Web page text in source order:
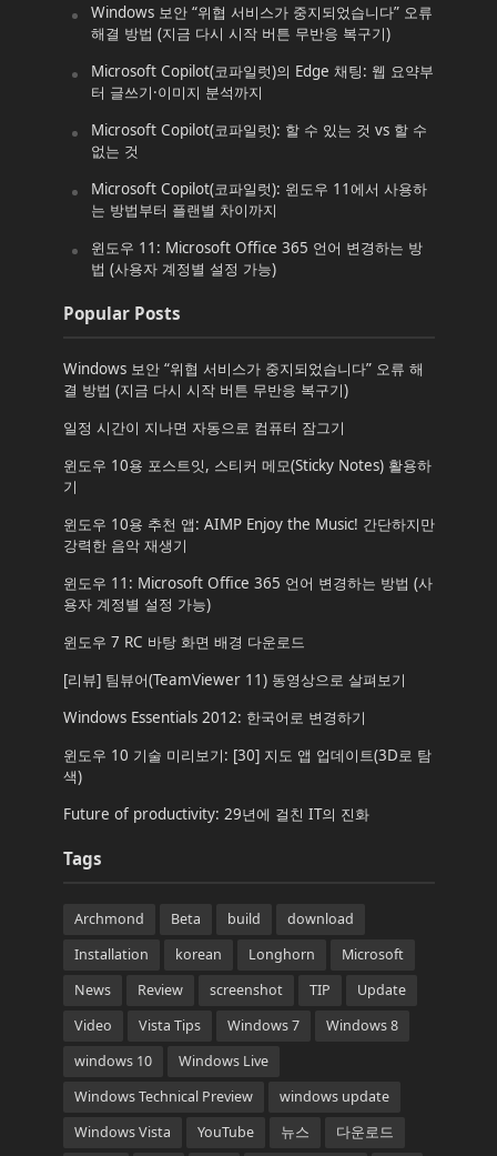
Windows 보안 “위협 서비스가 중지되었습니다” 오류
해결 방법 (지금 다시 시작 버튼 무반응 복구기)
Microsoft Copilot(코파일럿)의 Edge 채팅: 웹 요약부
터 글쓰기·이미지 분석까지
Microsoft Copilot(코파일럿): 할 수 있는 것 vs 할 수
없는 것
Microsoft Copilot(코파일럿): 윈도우 11에서 사용하
는 방법부터 플랜별 차이까지
윈도우 11: Microsoft Office 365 언어 변경하는 방
법 (사용자 계정별 설정 가능)
Popular Posts
Windows 보안 “위협 서비스가 중지되었습니다” 오류 해
결 방법 (지금 다시 시작 버튼 무반응 복구기)
일정 시간이 지나면 자동으로 컴퓨터 잠그기
윈도우 10용 포스트잇, 스티커 메모(Sticky Notes) 활용하
기
윈도우 10용 추천 앱: AIMP Enjoy the Music! 간단하지만
강력한 음악 재생기
윈도우 11: Microsoft Office 365 언어 변경하는 방법 (사
용자 계정별 설정 가능)
윈도우 7 RC 바탕 화면 배경 다운로드
[리뷰] 팀뷰어(TeamViewer 11) 동영상으로 살펴보기
Windows Essentials 2012: 한국어로 변경하기
윈도우 10 기술 미리보기: [30] 지도 앱 업데이트(3D로 탐
색)
Future of productivity: 29년에 걸친 IT의 진화
Tags
Archmond Beta build
download
Installation
korean Longhorn
Microsoft
News
Review screenshot TIP
Update
Video
Vista Tips Windows 7
Windows 8
windows 10
Windows Live
Windows Technical Preview
windows update
Windows Vista
YouTube 뉴스
다운로드